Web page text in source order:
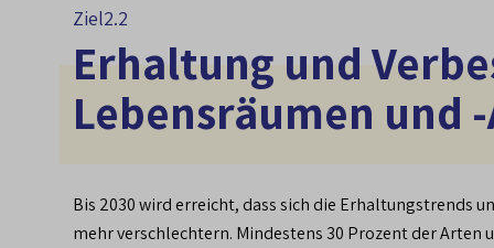
besonderer Schwerpunkt auf die
stellt sicher, dass die geschützten
natürlichen Klimaschutz gesichert bzw.
Ökosystemen, die auf ein aktives
Ziel2.2
Erhaltung und
Lebensräumen und
Bis 2030 wird erreicht, dass sich die Erhaltungstrends
mehr verschlechtern. Mindestens 30 Prozent der Arten